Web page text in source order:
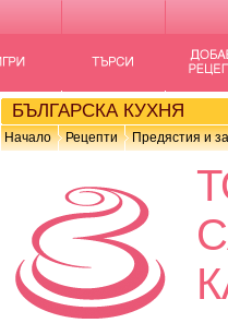
БЪЛГАРСКА КУХНЯ
Начало Рецепти Предястия и